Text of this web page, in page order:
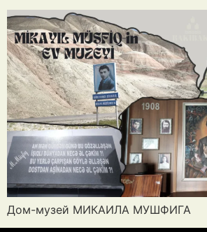
Дом-музей МИКАИЛА МУШФИГА